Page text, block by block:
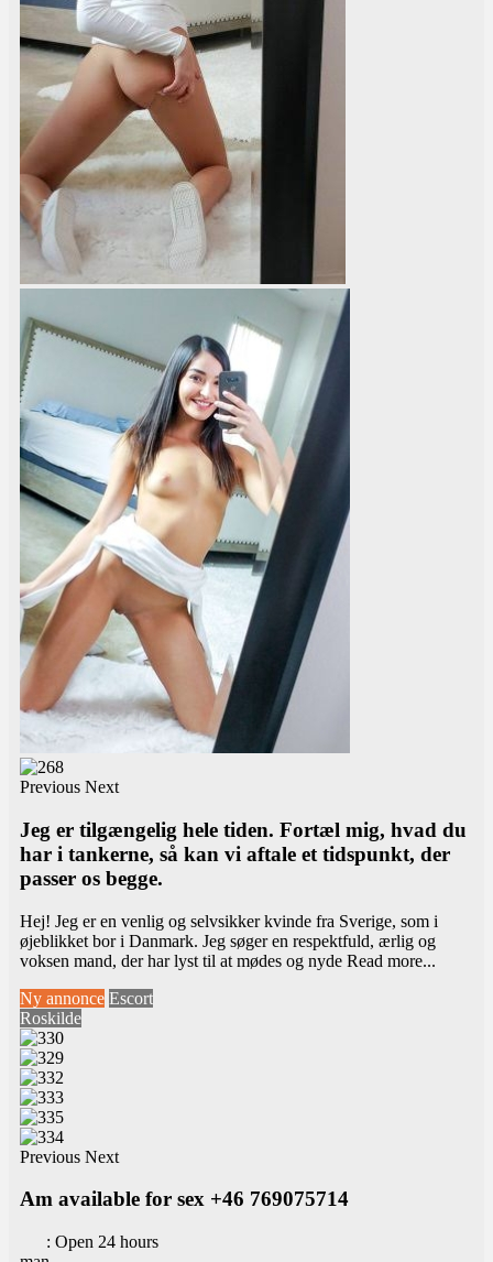
Previous Next
Jeg er tilgængelig hele tiden. Fortæl mig, hvad du
har i tankerne, så kan vi aftale et tidspunkt, der
passer os begge.
Hej! Jeg er en venlig og selvsikker kvinde fra Sverige, som i
øjeblikket bor i Danmark. Jeg søger en respektfuld, ærlig og
voksen mand, der har lyst til at mødes og nyde Read more...
Ny annonce Escort
Roskilde
Previous Next
Am available for sex +46 769075714
: Open 24 hours